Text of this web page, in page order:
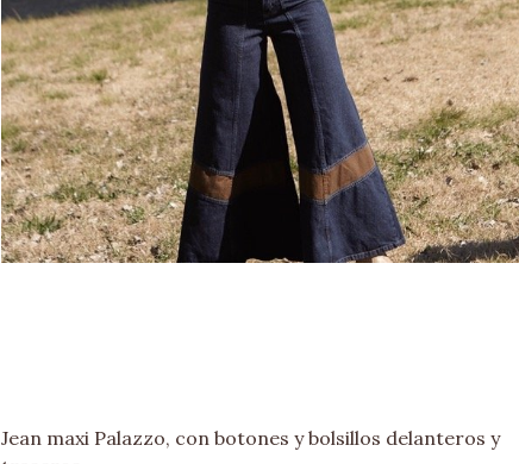
Jean maxi Palazzo, con botones y bolsillos delanteros y